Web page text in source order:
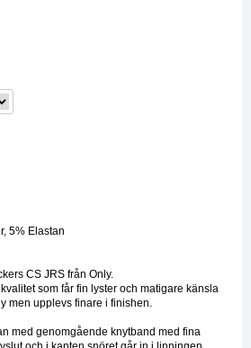
5% Elastan
CS JRS från Only.
som får fin lyster och matigare känsla
men upplevs finare i finishen.
med genomgående knytband med fina